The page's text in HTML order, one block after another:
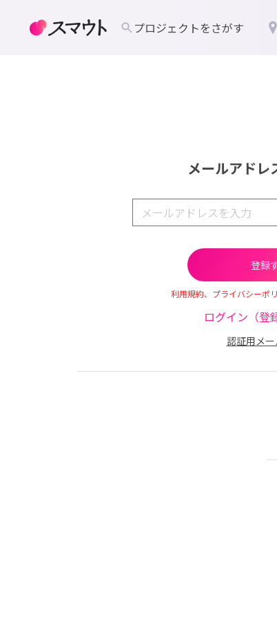
メールアドレ
利用規約、プライバシーポ
ログイン（登
認証用メ
プロジェクトをさがす